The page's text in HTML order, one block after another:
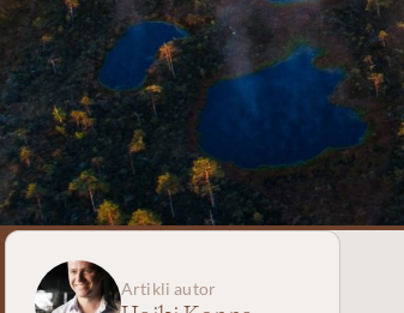
Artikli autor